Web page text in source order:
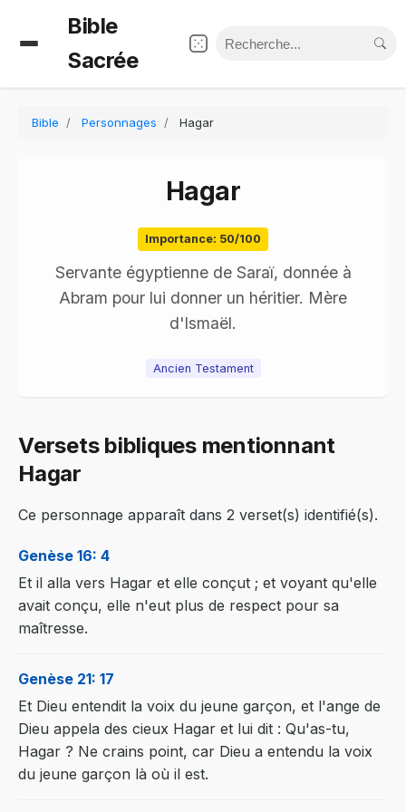
Bible
Sacrée
Bible Personnages Hagar
Hagar
Importance: 50/100
Servante égyptienne de Saraï, donnée à
Abram pour lui donner un héritier. Mère
d'Ismaël.
Ancien Testament
Versets bibliques mentionnant
Hagar
Ce personnage apparaît dans 2 verset(s) identifié(s).
Genèse 16: 4
Et il alla vers Hagar et elle conçut ; et voyant qu'elle
avait conçu, elle n'eut plus de respect pour sa
maîtresse.
Genèse 21: 17
Et Dieu entendit la voix du jeune garçon, et l'ange de
Dieu appela des cieux Hagar et lui dit : Qu'as-tu,
Hagar ? Ne crains point, car Dieu a entendu la voix
du jeune garçon là où il est.